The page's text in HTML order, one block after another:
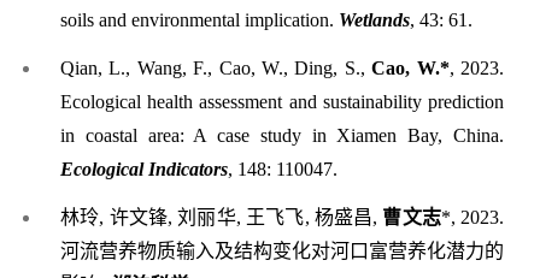
soils and environmental implication. Wetlands, 43: 61.
Qian, L., Wang, F., Cao, W., Ding, S.,Cao, W.*, 2023.
Ecological health assessment and sustainability prediction
in coastal area: A case study in Xiamen Bay, China.
Ecological Indicators, 148: 110047.
林玲, 许文锋, 刘丽华, 王飞飞, 杨盛昌, 曹文志*, 2023.
河流营养物质输入及结构变化对河口富营养化潜力的